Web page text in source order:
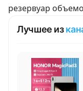
резервуар
Лучшее из